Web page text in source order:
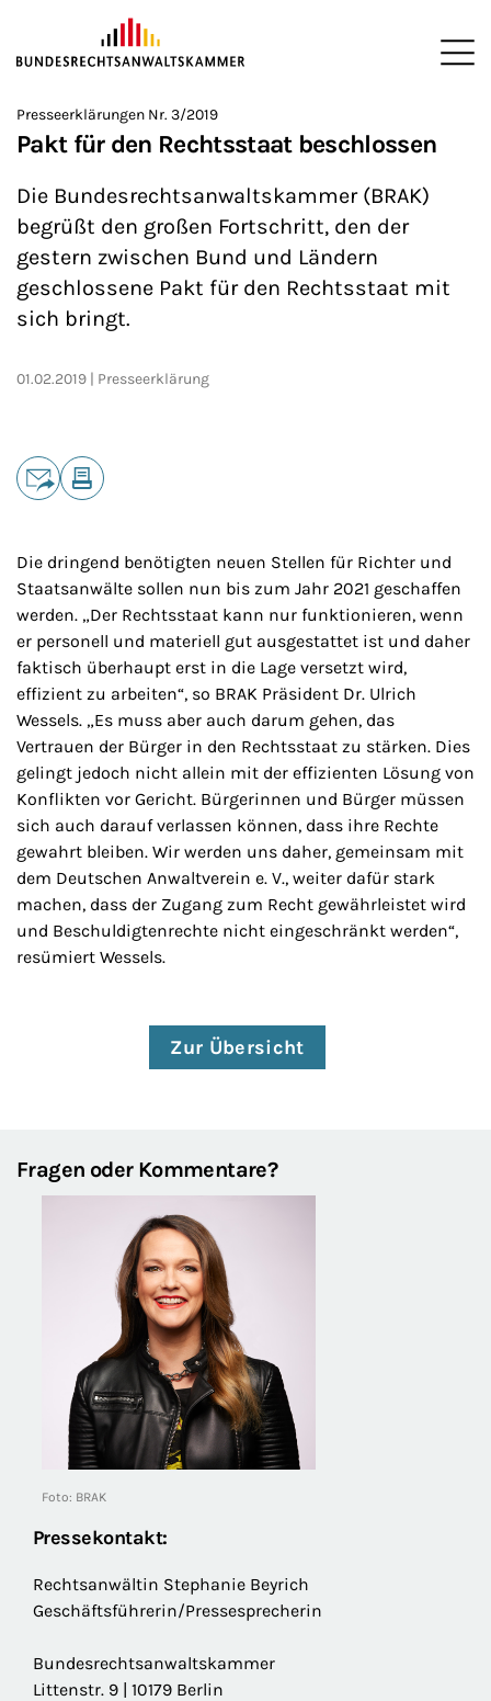
ZUM HAUPTINHALT SPRINGEN
Sie befinden sich hier:
>
Startseite
>
Presse
>
Presseerklärungen
Presseerklärungen Nr. 3/2019
Pakt für den Rechtsstaat beschlossen
Die Bundesrechtsanwaltskammer (BRAK)
begrüßt den großen Fortschritt, den der
gestern zwischen Bund und Ländern
geschlossene Pakt für den Rechtsstaat mit
sich bringt.
01.02.2019 Presseerklärung
Teilen
Die dringend benötigten neuen Stellen für Richter und
Staatsanwälte sollen nun bis zum Jahr 2021 geschaffen
werden. „Der Rechtsstaat kann nur funktionieren, wenn
er personell und materiell gut ausgestattet ist und daher
faktisch überhaupt erst in die Lage versetzt wird,
effizient zu arbeiten“, so BRAK Präsident Dr. Ulrich
Wessels. „Es muss aber auch darum gehen, das
Vertrauen der Bürger in den Rechtsstaat zu stärken. Dies
gelingt jedoch nicht allein mit der effizienten Lösung von
Konflikten vor Gericht. Bürgerinnen und Bürger müssen
sich auch darauf verlassen können, dass ihre Rechte
gewahrt bleiben. Wir werden uns daher, gemeinsam mit
dem Deutschen Anwaltverein e. V., weiter dafür stark
machen, dass der Zugang zum Recht gewährleistet wird
und Beschuldigtenrechte nicht eingeschränkt werden“,
resümiert Wessels.
Zur Übersicht
Fragen oder Kommentare?
Foto: BRAK
Pressekontakt:
Rechtsanwältin Stephanie Beyrich
Geschäftsführerin/Pressesprecherin
Bundesrechtsanwaltskammer
Littenstr. 9 | 10179 Berlin